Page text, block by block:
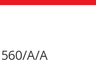
A/A